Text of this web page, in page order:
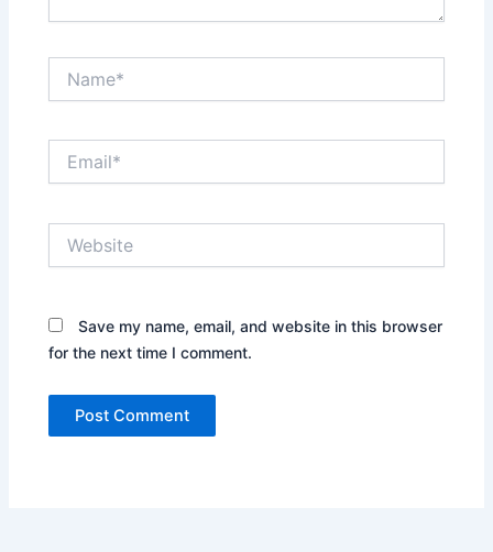
Save my name, email, and website in this browser
for the next time I comment.